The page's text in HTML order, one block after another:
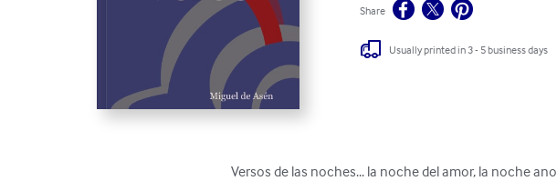
Share
Usually printed in 3 - 5 business days
Versos de las noches... la noche del amor, la noche